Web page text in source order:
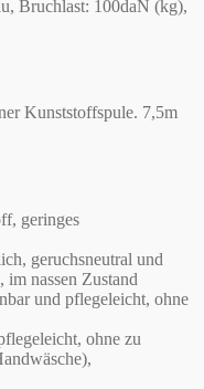
Bruchlast: 100daN (kg),
Kunststoffspule. 7,5m
geringes
geruchsneutral und
im nassen Zustand
und pflegeleicht, ohne
ohne zu